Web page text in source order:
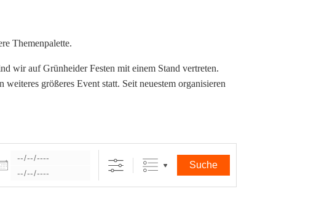
Themenpalette.
wir auf Grünheider Festen mit einem Stand vertreten.
größeres Event statt. Seit neuestem organisieren
Suche